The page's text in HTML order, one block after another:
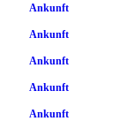
Ankunft
Ankunft
Ankunft
Ankunft
Ankunft